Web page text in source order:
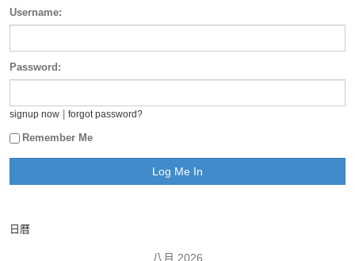
Username:
Password:
signup now forgot password?
Remember Me
日曆
八月 2026